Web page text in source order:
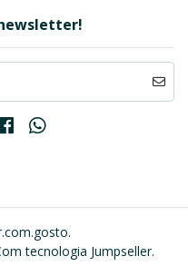
tecnologia Jumpseller.